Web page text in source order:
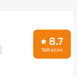
8.7
168 ocen